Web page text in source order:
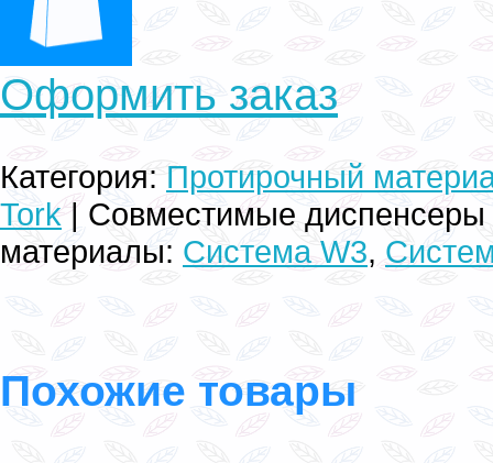
Оформить заказ
Категория: Протирочный
Tork | Совместимые
материалы: Система W3,
Похожие товары